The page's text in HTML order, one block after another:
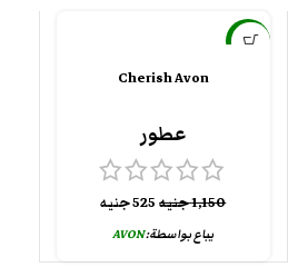
-54%
Cherish Avon
عطور
1,150جنيه 525جنيه
يباع بواسطة:AVON